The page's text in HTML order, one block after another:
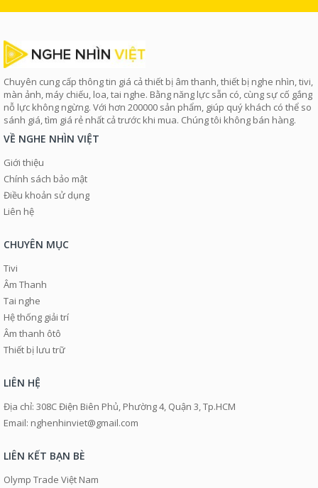
Chuyên cung cấp thông tin giá cả thiết bị âm thanh, thiết bị nghe nhìn, tivi,
màn ảnh, máy chiếu, loa, tai nghe. Bằng năng lực sẵn có, cùng sự cố gắng
nỗ lực không ngừng. Với hơn 200000 sản phẩm, giúp quý khách có thể so
sánh giá, tìm giá rẻ nhất cả trước khi mua. Chúng tôi không bán hàng.
VỀ NGHE NHÌN VIỆT
Giới thiệu
Chính sách bảo mật
Điều khoản sử dụng
Liên hệ
CHUYÊN MỤC
Tivi
Âm Thanh
Tai nghe
Hệ thống giải trí
Âm thanh ôtô
Thiết bị lưu trữ
LIÊN HỆ
Địa chỉ: 308C Điện Biên Phủ, Phường 4, Quận 3, Tp.HCM
Email: nghenhinviet@gmail.com
LIÊN KẾT BẠN BÈ
Olymp Trade Việt Nam